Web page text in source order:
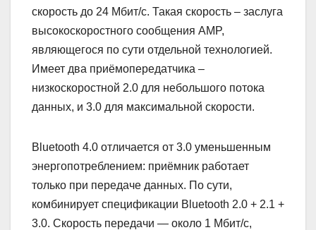
скорость до 24 Мбит/с. Такая скорость – заслуга
высокоскоростного сообщения AMP,
являющегося по сути отдельной технологией.
Имеет два приёмопередатчика –
низкоскоростной 2.0 для небольшого потока
данных, и 3.0 для максимальной скорости.
Bluetooth 4.0 отличается от 3.0 уменьшенным
энергопотреблением: приёмник работает
только при передаче данных. По сути,
комбинирует спецификации Bluetooth 2.0 + 2.1 +
3.0. Скорость передачи — около 1 Мбит/с,